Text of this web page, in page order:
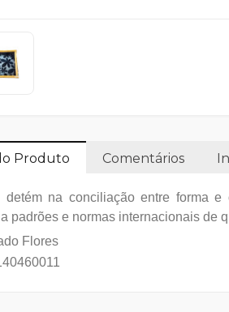
Produto Comentários
detém na conciliação entre forma e
padrões e normas internacionais de
Flores